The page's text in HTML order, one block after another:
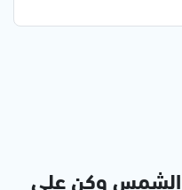
الشمس وكن على